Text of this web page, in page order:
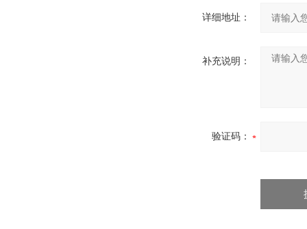
详细地址：
补充说明：
验证码：